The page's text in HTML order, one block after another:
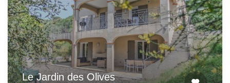
Le Jardin des Olives